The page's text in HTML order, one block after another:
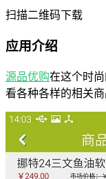
扫描二维码下载
应用介绍
源品优购在这个时尚
看各种各样的相关